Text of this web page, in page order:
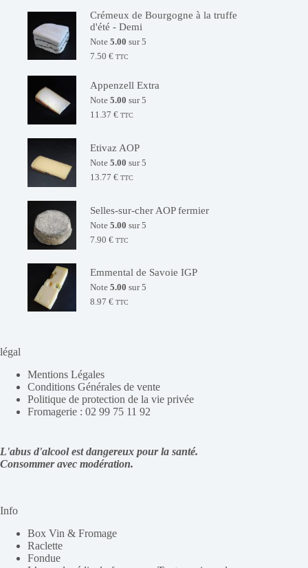
Crémeux de Bourgogne à la truffe
d'été - Demi
Note 5.00 sur 5
7.50 € TTC
Appenzell Extra
Note 5.00 sur 5
11.37 € TTC
Etivaz AOP
Note 5.00 sur 5
13.77 € TTC
Selles-sur-cher AOP fermier
Note 5.00 sur 5
7.90 € TTC
Emmental de Savoie IGP
Note 5.00 sur 5
8.97 € TTC
légal
Mentions Légales
Conditions Générales de vente
Politique de protection de la vie privée
Fromagerie : 02 99 75 11 92
L'abus d'alcool est dangereux pour la santé.
Consommer avec modération.
Info
Box Vin & Fromage
Raclette
Fondue